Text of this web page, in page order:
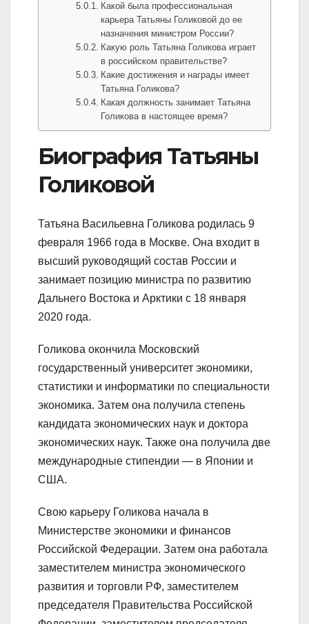
Какой была профессиональная
карьера Татьяны Голиковой до ее
назначения министром России?
Какую роль Татьяна Голикова играет
в российском правительстве?
Какие достижения и награды имеет
Татьяна Голикова?
Какая должность занимает Татьяна
Голикова в настоящее время?
Биография Татьяны
Голиковой
Татьяна Васильевна Голикова родилась 9
февраля 1966 года в Москве. Она входит в
высший руководящий состав России и
занимает позицию министра по развитию
Дальнего Востока и Арктики с 18 января
2020 года.
Голикова окончила Московский
государственный университет экономики,
статистики и информатики по специальности
экономика. Затем она получила степень
кандидата экономических наук и доктора
экономических наук. Также она получила две
международные стипендии — в Японии и
США.
Свою карьеру Голикова начала в
Министерстве экономики и финансов
Российской Федерации. Затем она работала
заместителем министра экономического
развития и торговли РФ, заместителем
председателя Правительства Российской